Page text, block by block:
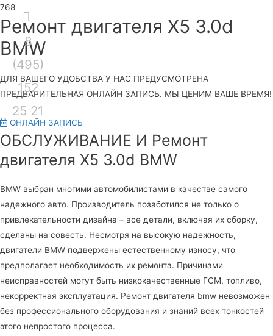
Секция
над
шапкой
8
(495)
152
25 21
Ремонт двигателя X5 3.0d
BMW
ДЛЯ ВАШЕГО УДОБСТВА У НАС ПРЕДУСМОТРЕНА
ПРЕДВАРИТЕЛЬНАЯ ОНЛАЙН ЗАПИСЬ. МЫ ЦЕНИМ ВАШЕ ВРЕМЯ!
ОНЛАЙН ЗАПИСЬ
ОБСЛУЖИВАНИЕ И Ремонт
двигателя X5 3.0d BMW
BMW выбран многими автомобилистами в качестве самого
надежного авто. Производитель позаботился не только о
привлекательности дизайна – все детали, включая их сборку,
сделаны на совесть. Несмотря на высокую надежность,
двигатели BMW подвержены естественному износу, что
предполагает необходимость их ремонта. Причинами
неисправностей могут быть низкокачественные ГСМ, топливо,
некорректная эксплуатация. Ремонт двигателя bmw невозможен
без профессионального оборудования и знаний всех тонкостей
этого непростого процесса.